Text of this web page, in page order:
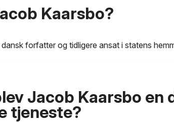
Kaarsbo?
forfatter og tidligere ansat i statens
Jacob Kaarsbo en
tjeneste?